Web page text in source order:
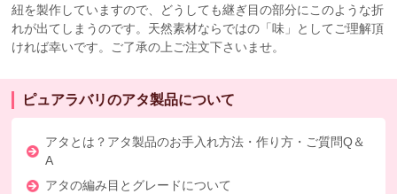
紐を製作していますので、どうしても継ぎ目の部分にこのような折
れが出てしまうのです。天然素材ならではの「味」としてご理解頂
ければ幸いです。ご了承の上ご注文下さいませ。
ピュアラバリのアタ製品について
アタとは？アタ製品のお手入れ方法・作り方・ご質問Q＆
A
アタの編み目とグレードについて